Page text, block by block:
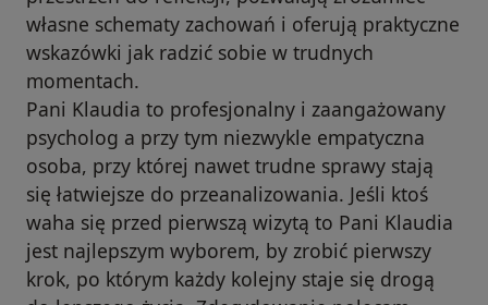
własne schematy zachowań i oferują praktyczne
wskazówki jak radzić sobie w trudnych
momentach.
Pani Klaudia to profesjonalny i zaangażowany
psycholog a przy tym niezwykle empatyczna
osoba, przy której nawet trudne sprawy stają
się łatwiejsze do przeanalizowania. Jeśli ktoś
waha się przed pierwszą wizytą to Pani Klaudia
jest najlepszym wyborem, by zrobić pierwszy
krok, po którym każdy kolejny staje się drogą